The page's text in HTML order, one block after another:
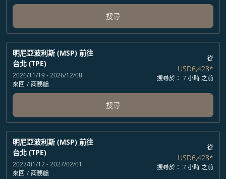
搜尋
明尼亞波利斯 (MSP) 前往
台北 (TPE)
2026/11/19 - 2026/12/08
來回 / 商務艙
從
USD6,428*
搜尋於： 7 小時 之前
搜尋
明尼亞波利斯 (MSP) 前往
台北 (TPE)
2027/01/12 - 2027/02/01
來回 / 商務艙
從
USD6,428*
搜尋於： 7 小時 之前